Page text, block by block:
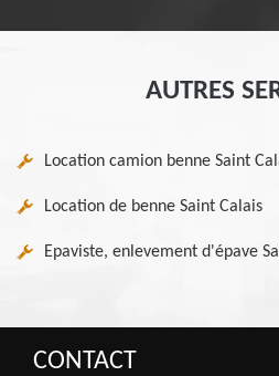
AUTRES
Location camion benne Saint
Location de benne Saint Calais
Epaviste, enlevement d'épave
CONTACT